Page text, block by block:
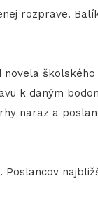
rozprave.
k daným
naraz a